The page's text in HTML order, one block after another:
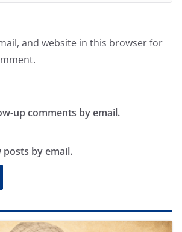
and website in this browser for
up comments by email.
by email.